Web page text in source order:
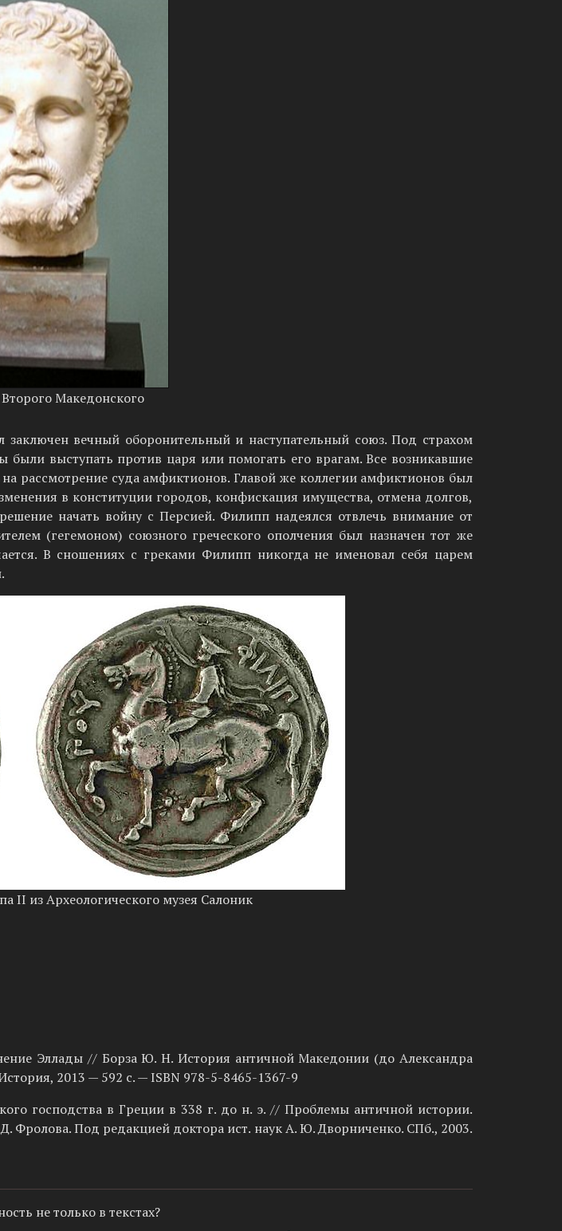
Македонского
вечный оборонительный и наступательный союз. Под страхом
выступать против царя или помо­гать его врагам. Все возникавшие
рассмотрение суда амфиктионов. Главой же коллегии амфиктионов был
в конституции городов, конфискация имущества, отмена долгов,
начать войну с Персией. Филипп надеялся отвлечь внимание от
(гегемоном) союзного греческого ополчения был назначен тот же
В сношениях с греками Филипп никогда не именовал себя царем
II из Археологического музея Салоник
Эллады // Борза Ю. Н. История античной Македонии (до Александра
2013 — 592 с. — ISBN 978-5-8465-1367-9
господства в Греции в 338 г. до н. э. // Проблемы античной истории.
Фролова. Под редакцией доктора ист. наук А. Ю. Дворниченко. СПб., 2003.
не только в текстах?